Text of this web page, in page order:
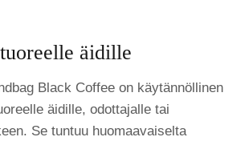
äidille
Black Coffee on käytännöllinen
äidille, odottajalle tai
Se tuntuu huomaavaiselta